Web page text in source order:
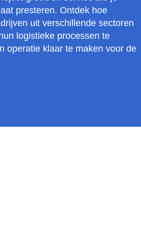
voor staan: engineering die
groeit en service die je
laat presteren. Ontdek hoe
uit verschillende
hun logistieke processen te